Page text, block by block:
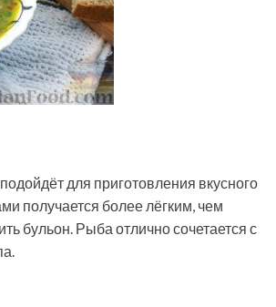
для приготовления вкусного
получается более лёгким, чем
бульон. Рыба отлично сочетается с